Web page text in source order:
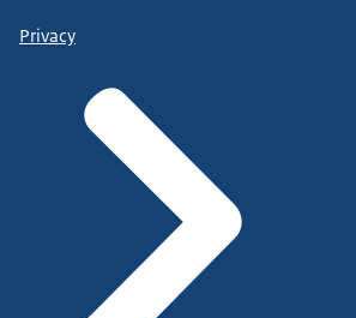
Privacy